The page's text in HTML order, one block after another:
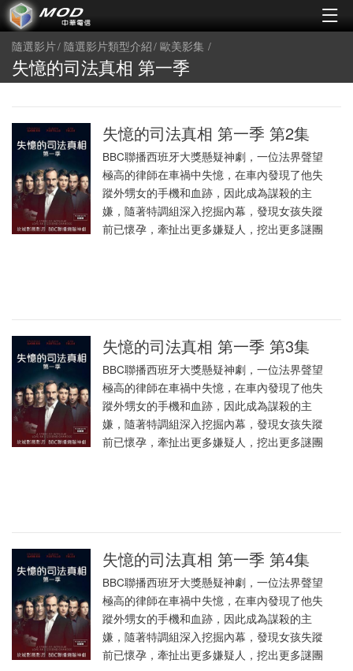
隨選影片 隨選影片類型介紹 歐美影集
失憶的司法真相 第一季
失憶的司法真相 第一季 第2集
BBC聯播西班牙大獎懸疑神劇，一位法界聲望
極高的律師在車禍中失憶，在車內發現了他失
蹤外甥女的手機和血跡，因此成為謀殺的主
嫌，隨著特調組深入挖掘內幕，發現女孩失蹤
前已懷孕，牽扯出更多嫌疑人，挖出更多謎團
失憶的司法真相 第一季 第3集
BBC聯播西班牙大獎懸疑神劇，一位法界聲望
極高的律師在車禍中失憶，在車內發現了他失
蹤外甥女的手機和血跡，因此成為謀殺的主
嫌，隨著特調組深入挖掘內幕，發現女孩失蹤
前已懷孕，牽扯出更多嫌疑人，挖出更多謎團
失憶的司法真相 第一季 第4集
BBC聯播西班牙大獎懸疑神劇，一位法界聲望
極高的律師在車禍中失憶，在車內發現了他失
蹤外甥女的手機和血跡，因此成為謀殺的主
嫌，隨著特調組深入挖掘內幕，發現女孩失蹤
前已懷孕，牽扯出更多嫌疑人，挖出更多謎團